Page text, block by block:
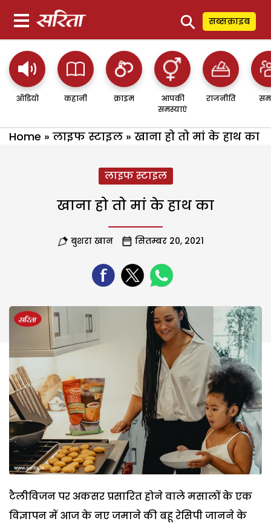
⚲ सब्सक्राइब
ऑडियो कहानी क्राइम
आपकी
समस्याएं
राजनीति
Home » लाइफ स्टाइल » खाना हो तो मां के हाथ का
लाइफ स्टाइल
खाना हो तो मां के हाथ का
बुशरा खान सितम्बर 20, 2021
टैलीविजन पर अकसर प्रसारित होने वाले मसालों के एक
विज्ञापन में आज के नए जमाने की बहू रेसिपी जानने के